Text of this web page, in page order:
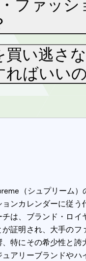
ファッ
い逃さ
ばいい
（シュプリーム
ンカレンダーに従
は、ブランド・ロ
証明され、大手の
特にその希少性と
アリーブランドや